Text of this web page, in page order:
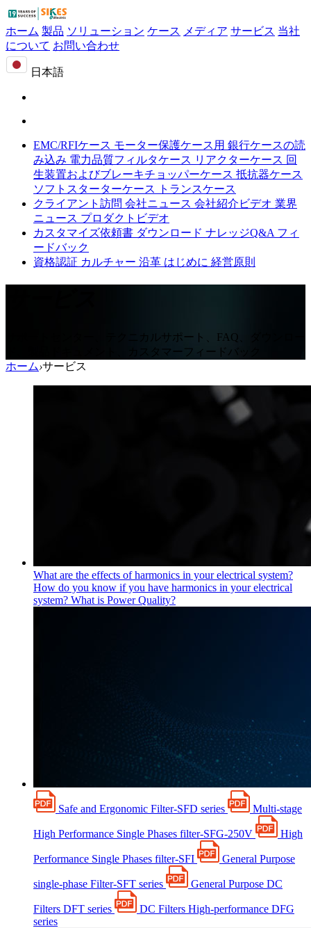
ホーム 製品 ソリューション ケース メディア サービス 当社
について お問い合わせ
日本語
EMC/RFIケース モーター保護ケース用 銀行ケースの読
み込み 電力品質フィルタケース リアクターケース 回
生装置およびブレーキチョッパーケース 抵抗器ケース
ソフトスターターケース
トランスケース
クライアント訪問 会社ニュース 会社紹介ビデオ 業界
ニュース プロダクトビデオ
カスタマイズ依頼書 ダウンロード ナレッジQ&A フィ
ードバック
資格認証 カルチャー 沿革 はじめに 経営原則
サポートセンター、テクニカルサポート、FAQ、ダウンロー
ド、製品ドキュメント、カスタマーフィードバック
ホーム›サービス
What are the effects of harmonics in your electrical system?
How do you know if you have harmonics in your electrical
system? What is Power Quality?
Safe and Ergonomic Filter-SFD series Multi-stage
High Performance Single Phases filter-SFG-250V High
Performance Single Phases filter-SFI General Purpose
single-phase Filter-SFT series General Purpose DC
Filters DFT series
DC Filters High-performance DFG
series